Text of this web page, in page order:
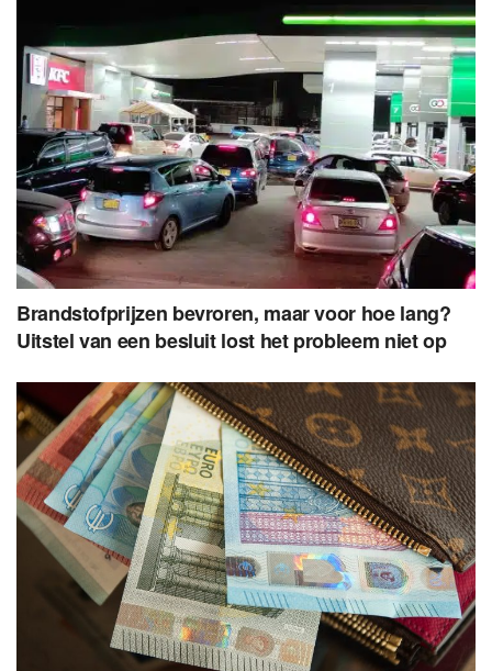
Brandstofprijzen bevroren, maar voor hoe lang?
Uitstel van een besluit lost het probleem niet op